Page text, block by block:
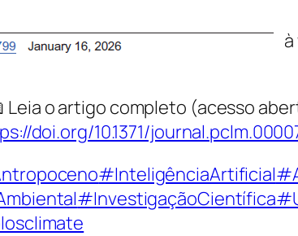
A desinformação não é um ataque
Leia o artigo completo (acesso
doi.org/10.1371/
#InteligênciaArtificial
#InvestigaçãoCientífica